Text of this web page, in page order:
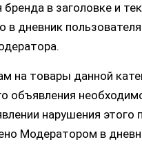
бренда в заголовке и
в дневник
на товары данной
объявления
нарушения этого
Модератором в